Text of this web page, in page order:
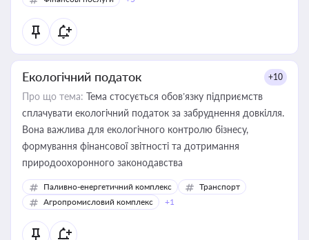
Екологічний податок +10
Про що тема: Тема стосується обов’язку підприємств
сплачувати екологічний податок за забруднення довкілля.
Вона важлива для екологічного контролю бізнесу,
формування фінансової звітності та дотримання
природоохоронного законодавства
Паливно-енергетичний комплекс
Транспорт
Агропромисловий комплекс
+1